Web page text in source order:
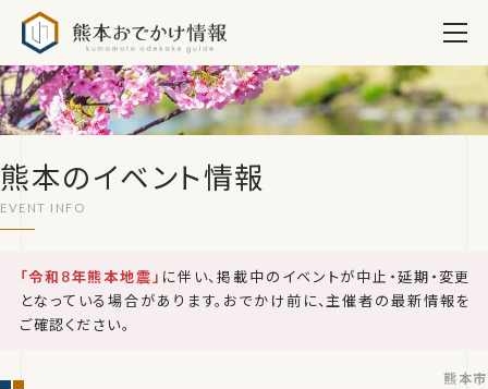
熊本のイベント情報
「令和8年熊本地震」 に伴い、掲載中のイベントが中止・延期・変更
となっている場合があります。おでかけ前に、主催者の最新情報を
ご確認ください。
熊本市